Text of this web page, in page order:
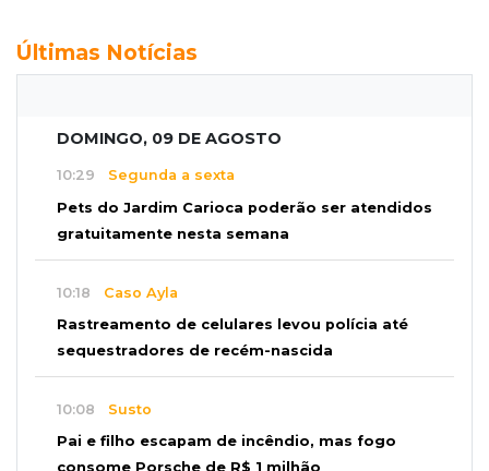
Últimas Notícias
DOMINGO, 09 DE AGOSTO
10:29 Segunda a sexta
Pets do Jardim Carioca poderão ser atendidos
gratuitamente nesta semana
10:18 Caso Ayla
Rastreamento de celulares levou polícia até
sequestradores de recém-nascida
10:08 Susto
Pai e filho escapam de incêndio, mas fogo
consome Porsche de R$ 1 milhão